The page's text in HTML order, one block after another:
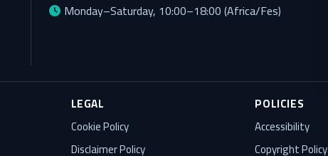
Monday–Saturday, 10:00–18:00 (Africa/Fes)
LEGAL
Cookie Policy
Disclaimer Policy
POLICIES
Accessibility
Copyright Policy